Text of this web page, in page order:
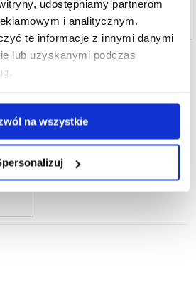
udostępniamy partnerom
i analitycznym.
te informacje z innymi danymi
lub uzyskanymi podczas
na wszystkie